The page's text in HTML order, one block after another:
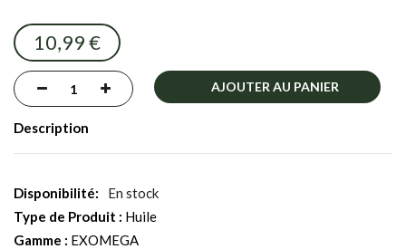
10,99 €
AJOUTER AU PANIER
Description
En stock
Type de Produit : Huile
Gamme : EXOMEGA